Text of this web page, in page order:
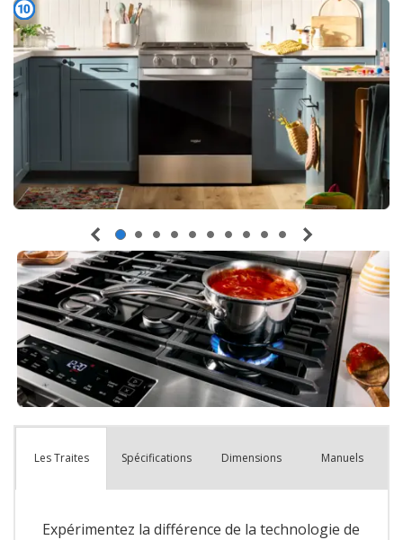
Les Traites Spécifications Dimensions Manuels
Expérimentez la différence de la technologie de